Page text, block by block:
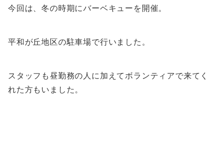
今回は、冬の時期にバーベキューを開催。
平和が丘地区の駐車場で行いました。
スタッフも昼勤務の人に加えてボランティアで来てく
れた方もいました。